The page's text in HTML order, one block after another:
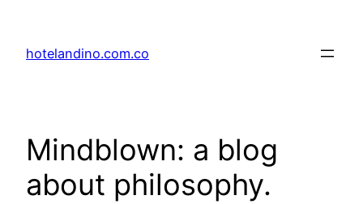
content
hotelandino.com.co
Mindblown: a blog
about philosophy.